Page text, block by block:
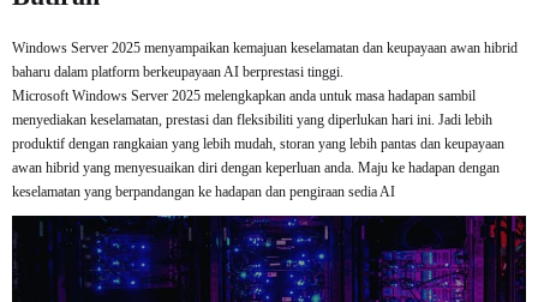
Windows Server 2025 menyampaikan kemajuan keselamatan dan keupayaan awan hibrid
baharu dalam platform berkeupayaan AI berprestasi tinggi.
Microsoft Windows Server 2025 melengkapkan anda untuk masa hadapan sambil
menyediakan keselamatan, prestasi dan fleksibiliti yang diperlukan hari ini. Jadi lebih
produktif dengan rangkaian yang lebih mudah, storan yang lebih pantas dan keupayaan
awan hibrid yang menyesuaikan diri dengan keperluan anda. Maju ke hadapan dengan
keselamatan yang berpandangan ke hadapan dan pengiraan sedia AI